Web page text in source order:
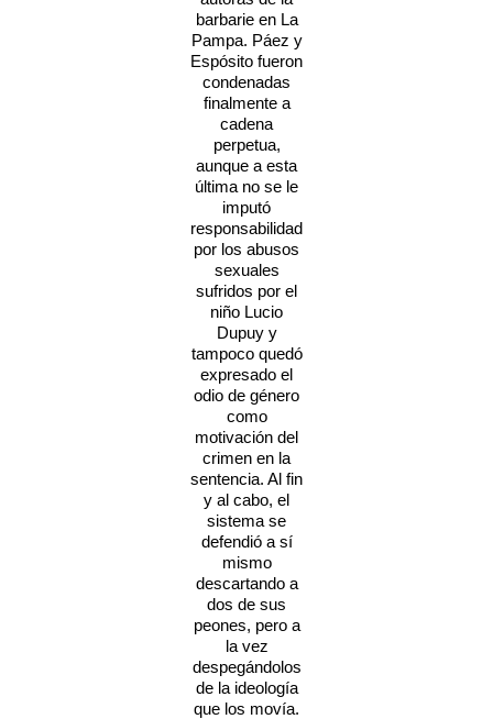
barbarie en La
Pampa. Páez y
Espósito fueron
condenadas
finalmente a
cadena
perpetua,
aunque a esta
última no se le
imputó
responsabilidad
por los abusos
sexuales
sufridos por el
niño Lucio
Dupuy y
tampoco quedó
expresado el
odio de género
como
motivación del
crimen en la
sentencia. Al fin
y al cabo, el
sistema se
defendió a sí
mismo
descartando a
dos de sus
peones, pero a
la vez
despegándolos
de la ideología
que los movía.